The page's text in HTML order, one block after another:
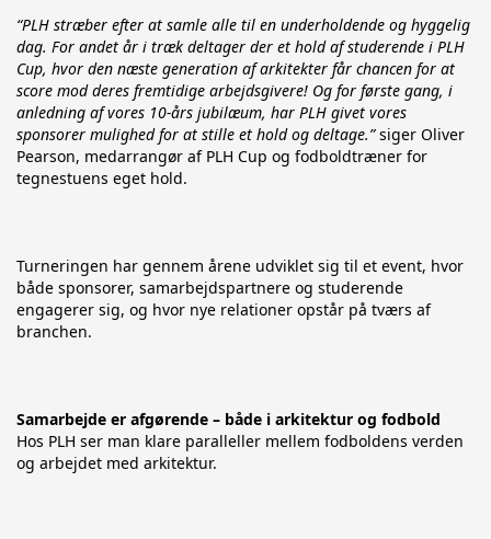
“PLH stræber efter at samle alle til en underholdende og hyggelig
dag. For andet år i træk deltager der et hold af studerende i PLH
Cup, hvor den næste generation af arkitekter får chancen for at
score mod deres fremtidige arbejdsgivere! Og for første gang, i
anledning af vores 10-års jubilæum, har PLH givet vores
sponsorer mulighed for at stille et hold og deltage.” siger Oliver
Pearson, medarrangør af PLH Cup og fodboldtræner for
tegnestuens eget hold.
Turneringen har gennem årene udviklet sig til et event, hvor
både sponsorer, samarbejdspartnere og studerende
engagerer sig, og hvor nye relationer opstår på tværs af
branchen.
Samarbejde er afgørende – både i arkitektur og fodbold
Hos PLH ser man klare paralleller mellem fodboldens verden
og arbejdet med arkitektur.